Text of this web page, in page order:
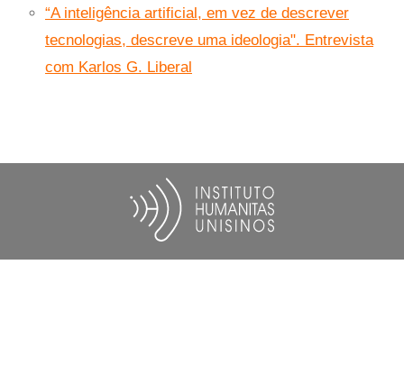
“A inteligência artificial, em vez de descrever
tecnologias, descreve uma ideologia". Entrevista
com Karlos G. Liberal